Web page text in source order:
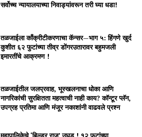
सर्वोच्च न्यायालयाच्या निवाड्यांवरून तरी घ्या धडा!
तळजाईला काँक्रीटीकरणाचा कॅन्सर—भाग ५: हिंगणे खुर्द
कुशीत ६२ फुटांच्या तीव्र डोंगरउतारावर बहुमजली
इमारतींचे आक्रमण !
तळजाईतील जलप्रवाह, भूस्खलनाचा धोका आणि
नागरिकांची सुरक्षितता महत्वाची नाही काय? कॉन्टूर प्लॅन,
उपग्रह प्रतिमा आणि मंजूर नकाशांनी वाढवले प्रश्न